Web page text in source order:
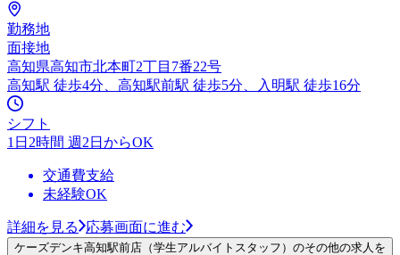
勤務地
面接地
高知県高知市北本町2丁目7番22号
高知駅 徒歩4分、高知駅前駅 徒歩5分、入明駅 徒歩16分
シフト
1日2時間 週2日からOK
交通費支給
未経験OK
詳細を見る 応募画面に進む
ケーズデンキ高知駅前店（学生アルバイトスタッフ）のその他の求人を